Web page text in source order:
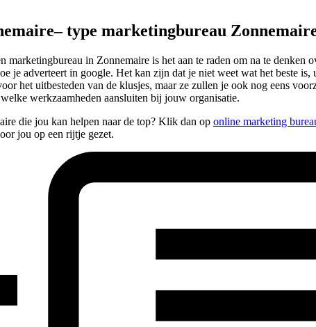
type marketingbureau
marketingbureau in Zonnemaire is het aan te raden om na te
je adverteert in google. Het kan zijn dat je niet weet wat het beste
het uitbesteden van de klusjes, maar ze zullen je ook nog eens
werkzaamheden aansluiten bij jouw organisatie.
die jou kan helpen naar de top? Klik dan op online marketing
jou op een rijtje gezet.